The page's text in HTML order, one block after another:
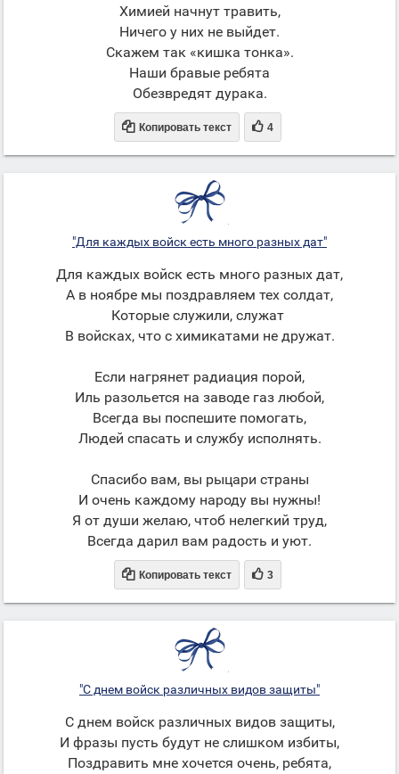
Химией начнут травить,
Ничего у них не выйдет.
Скажем так «кишка тонка».
Наши бравые ребята
Обезвредят дурака.
 Копировать текст  4
"Для каждых войск есть много разных дат"
Для каждых войск есть много разных дат,
А в ноябре мы поздравляем тех солдат,
Которые служили, служат
В войсках, что с химикатами не дружат.
Если нагрянет радиация порой,
Иль разольется на заводе газ любой,
Всегда вы поспешите помогать,
Людей спасать и службу исполнять.
Спасибо вам, вы рыцари страны
И очень каждому народу вы нужны!
Я от души желаю, чтоб нелегкий труд,
Всегда дарил вам радость и уют.
 Копировать текст  3
"С днем войск различных видов защиты"
С днем войск различных видов защиты,
И фразы пусть будут не слишком избиты,
Поздравить мне хочется очень, ребята,